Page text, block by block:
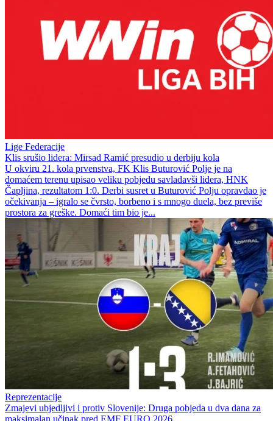
Lige Federacije
Klis srušio lidera: Mirsad Ramić presudio u derbiju kola
U okviru 21. kola prvenstva, FK Klis Buturović Polje je na
domaćem terenu upisao veliku pobjedu savladavši lidera, HNK
Čapljina, rezultatom 1:0. Derbi susret u Buturović Polju opravdao je
očekivanja – igralo se čvrsto, borbeno i s mnogo duela, bez previše
prostora za greške. Domaći tim bio je...
Reprezentacije
Zmajevi ubjedljivi i protiv Slovenije: Druga pobjeda u dva dana za